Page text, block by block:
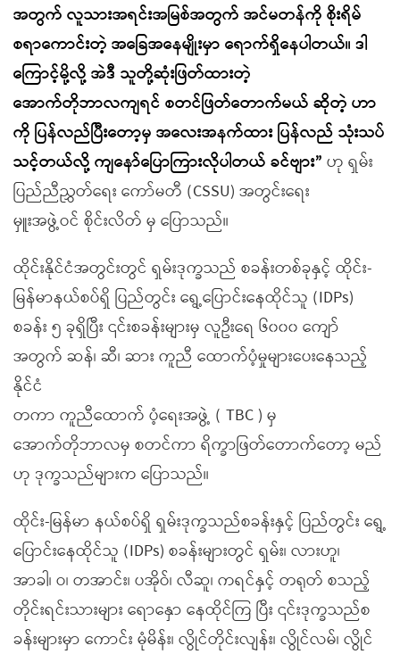
အတွက် လူသားအရင်းအမြစ်အတွက် အင်မတန်ကို စိုးရိမ်
စရာကောင်းတဲ့ အခြေအနေမျိုးမှာ ရောက်ရှိနေပါတယ်။ ဒါ
ကြောင့်မို့လို့ အဲဒီ သူတို့ဆုံးဖြတ်ထားတဲ့
အောက်တိုဘာလကျရင် စတင်ဖြတ်တောက်မယ် ဆိုတဲ့ ဟာ
ကို ပြန်လည်ပြီးတော့မှ အလေးအနက်ထား ပြန်လည် သုံးသပ်
သင့်တယ်လို့ ကျနော်ပြောကြားလိုပါတယ် ခင်ဗျား” ဟု ရှမ်း
ပြည်ညီညွှတ်ရေး ကော်မတီ (CSSU) အတွင်းရေး
မှူးအဖွဲ့ဝင် စိုင်းလိတ် မှ ပြောသည်။
ထိုင်းနိုင်ငံအတွင်းတွင် ရှမ်းဒုက္ခသည် စခန်းတစ်ခုနှင့် ထိုင်း-
မြန်မာနယ်စပ်ရှိ ပြည်တွင်း ရွေ့ပြောင်းနေထိုင်သူ (IDPs)
စခန်း ၅ ခုရှိပြီး ၎င်းစခန်းများမှ လူဦးရေ ၆၀၀၀ ကျော်
အတွက် ဆန်၊ ဆီ၊ ဆား ကူညီ ထောက်ပံ့မှုများပေးနေသည့်
နိုင်ငံ
တကာ ကူညီထောက် ပံ့ရေးအဖွဲ့ ( TBC ) မှ
အောက်တိုဘာလမှ စတင်ကာ ရိက္ခာဖြတ်တောက်တော့ မည်
ဟု ဒုက္ခသည်များက ပြောသည်။
ထိုင်း-မြန်မာ နယ်စပ်ရှိ ရှမ်းဒုက္ခသည်စခန်းနှင့် ပြည်တွင်း ရွေ့
ပြောင်းနေထိုင်သူ (IDPs) စခန်းများတွင် ရှမ်း၊ လားဟူ၊
အာခါ၊ ဝ၊ တအာင်း၊ ပအိုဝ်၊ လီဆူ၊ ကရင်နှင့် တရုတ် စသည့်
တိုင်းရင်းသားများ ရောနှော နေထိုင်ကြ ပြီး ၎င်းဒုက္ခသည်စ
ခန်းများမှာ ကောင်း မုံမိန်း၊ လွိုင်တိုင်းလျန်း၊ လွိုင်လမ်၊ လွိုင်